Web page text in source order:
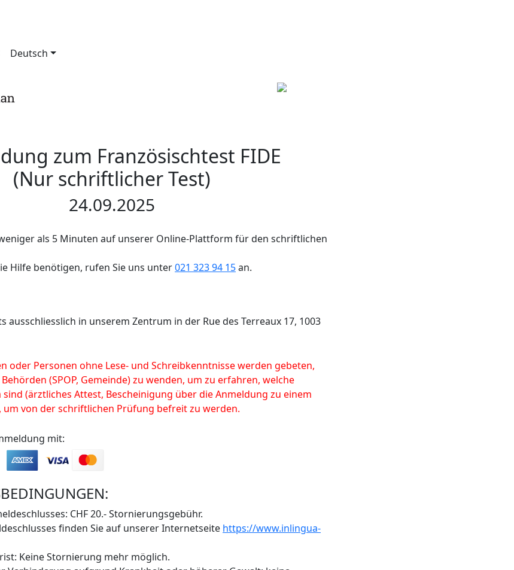
Deutsch
zum Französischtest FIDE
(Nur schriftlicher Test)
24.09.2025
als 5 Minuten auf unserer Online-Plattform für den schriftlichen
Hilfe benötigen, rufen Sie uns unter021 323 94 15an.
ausschliesslich in unserem Zentrum in der Rue des Terreaux 17, 1003
oder Personen ohne Lese- und Schreibkenntnisse werden gebeten,
(SPOP, Gemeinde) zu wenden, um zu erfahren, welche
(ärztliches Attest, Bescheinigung über die Anmeldung zu einem
von der schriftlichen Prüfung befreit zu werden.
mit:
CHF 20.- Stornierungsgebühr.
finden Sie auf unserer Internetseite https://www.inlingua-
Keine Stornierung mehr möglich.